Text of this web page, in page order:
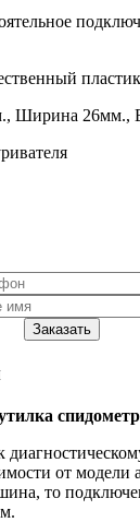
пластик
Ширина 26мм.,
Заказать
от модели
то